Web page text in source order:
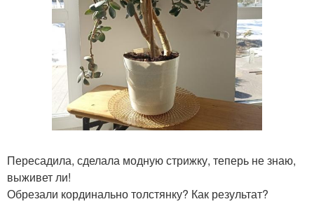
Пересадила, сделала модную стрижку, теперь не знаю,
выживет ли!
Обрезали кординально толстянку? Как результат?